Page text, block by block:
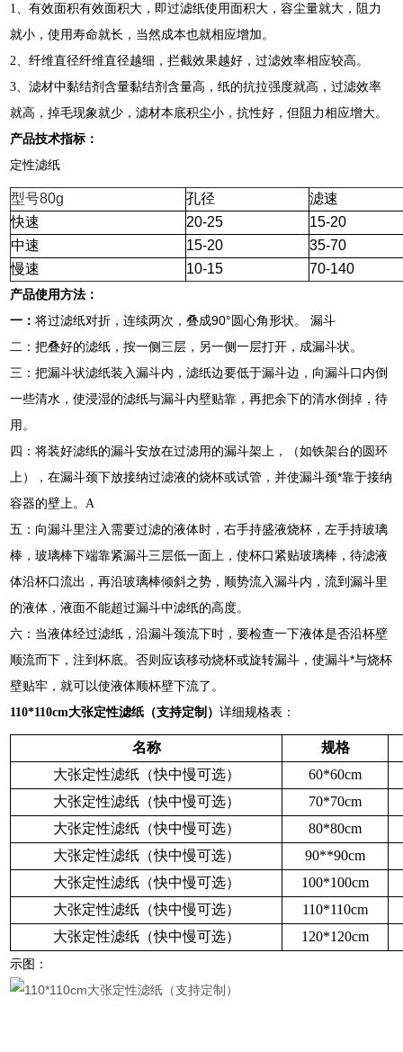
1、有效面积有效面积大，即过滤纸使用面积大，容尘量就大，阻力
就小，使用寿命就长，当然成本也就相应增加。
2、纤维直径纤维直径越细，拦截效果越好，过滤效率相应较高。
3、滤材中黏结剂含量黏结剂含量高，纸的抗拉强度就高，过滤效率
就高，掉毛现象就少，滤材本底积尘小，抗性好，但阻力相应增大。
产品技术指标：
定性滤纸
型号80g 孔径
滤速
快速
20-25
15-20
中速
15-20
35-70
慢速
10-15 70-140
产品使用方法：
一：将过滤纸对折，连续两次，叠成90° 圆心角形状。
漏斗
二：把叠好的滤纸，按一侧三层，另一侧一层打开，成漏斗状。
三：把漏斗状滤纸装入漏斗内，滤纸边要低于漏斗边，向漏斗口内倒
一些清水，使浸湿的滤纸与漏斗内壁贴靠，再把余下的清水倒掉，待
用。
四：将装好滤纸的漏斗安放在过滤用的漏斗架上，（如铁架台的圆环
上），在漏斗颈下放接纳过滤液的烧杯或试管，并使漏斗颈*靠于接纳
容器的壁上。A
五：向漏斗里注入需要过滤的液体时，右手持盛液烧杯，左手持玻璃
棒，玻璃棒下端靠紧漏斗三层低一面上，使杯口紧贴玻璃棒，待滤液
体沿杯口流出，再沿玻璃棒倾斜之势，顺势流入漏斗内，流到漏斗里
的液体，液面不能超过漏斗中滤纸的高度。
六：当液体经过滤纸，沿漏斗颈流下时，要检查一下液体是否沿杯壁
顺流而下，注到杯底。否则应该移动烧杯或旋转漏斗，使漏斗*与烧杯
壁贴牢，就可以使液体顺杯壁下流了。
110*110cm大张定性滤纸（支持定制）详细规格表：
名称
规格
大张定性滤纸（快中慢可选）
60*60cm
大张定性滤纸（快中慢可选）
70*70cm
大张定性滤纸（快中慢可选）
80*80cm
大张定性滤纸（快中慢可选）
90**90cm
大张定性滤纸（快中慢可选）
100*100cm
大张定性滤纸（快中慢可选）
110*110cm
大张定性滤纸（快中慢可选）
120*120cm
示图：